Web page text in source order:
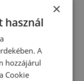
×
használ
A
hozzájárul
Cookie